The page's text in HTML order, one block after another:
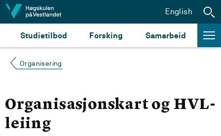
Hopp til innhald
Studietilbod Forsking Samarbeid
English
Organisering
Organisasjonskart og HVL-
leiing